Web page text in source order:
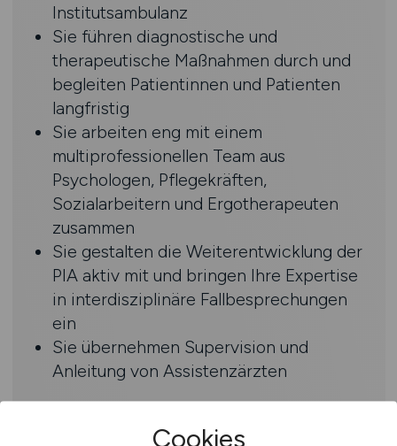
Institutsambulanz
Sie führen diagnostische und
therapeutische Maßnahmen durch und
begleiten Patientinnen und Patienten
langfristig
Sie arbeiten eng mit einem
multiprofessionellen Team aus
Psychologen, Pflegekräften,
Sozialarbeitern und Ergotherapeuten
zusammen
Sie gestalten die Weiterentwicklung der
PIA aktiv mit und bringen Ihre Expertise
in interdisziplinäre Fallbesprechungen
ein
Sie übernehmen Supervision und
Anleitung von Assistenzärzten
Cookies